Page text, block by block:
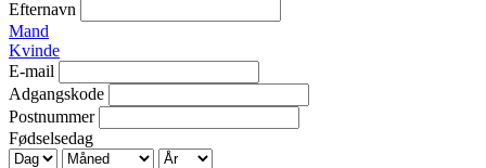
Efternavn
Mand
Kvinde
E-mail
Adgangskode
Postnummer
Fødselsedag